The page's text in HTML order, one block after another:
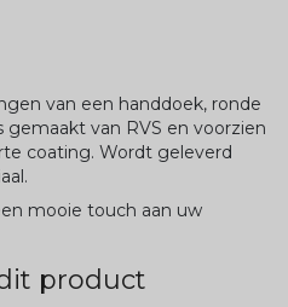
van een handdoek, ronde
van RVS en voorzien
coating. Wordt geleverd
mooie touch aan uw
product